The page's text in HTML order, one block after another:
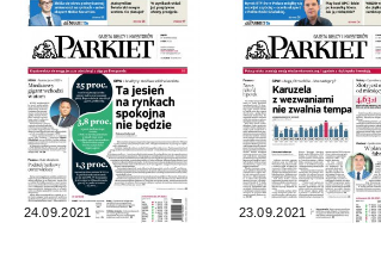
24.09.2021 23.09.2021